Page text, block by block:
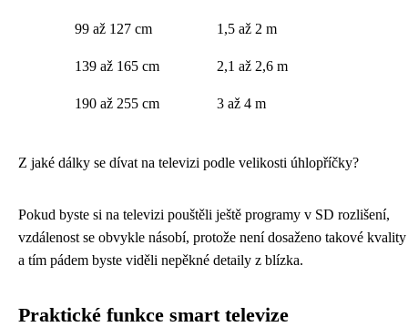
99 až 127 cm 1,5 až 2 m
139 až 165 cm 2,1 až 2,6 m
190 až 255 cm 3 až 4 m
Z jaké dálky se dívat na televizi podle velikosti úhlopříčky?
Pokud byste si na televizi pouštěli ještě programy v SD rozlišení,
vzdálenost se obvykle násobí, protože není dosaženo takové kvality
a tím pádem byste viděli nepěkné detaily z blízka.
Praktické funkce smart televize